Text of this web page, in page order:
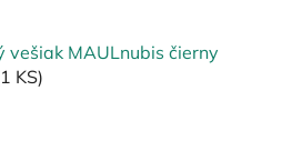
vešiak MAULnubis čierny
KS)